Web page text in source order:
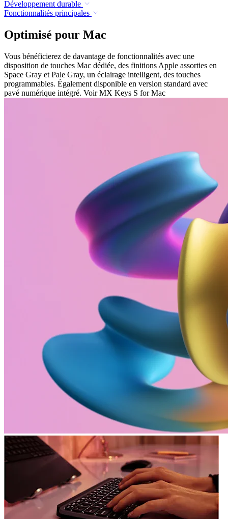
Développement durable
Fonctionnalités principales
Optimisé pour Mac
Vous bénéficierez de davantage de fonctionnalités avec une
disposition de touches Mac dédiée, des finitions Apple assorties en
Space Gray et Pale Gray, un éclairage intelligent, des touches
programmables. Également disponible en version standard avec
pavé numérique intégré. Voir MX Keys S for Mac